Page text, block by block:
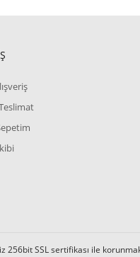
SSL sertifikası ile